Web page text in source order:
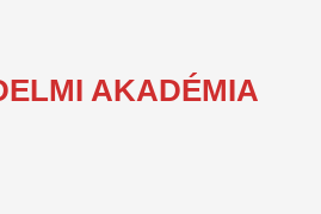
AKADÉMIA